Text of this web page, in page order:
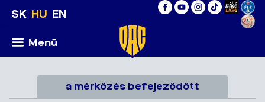
SK HU EN
Menü
a mérkőzés befejeződött